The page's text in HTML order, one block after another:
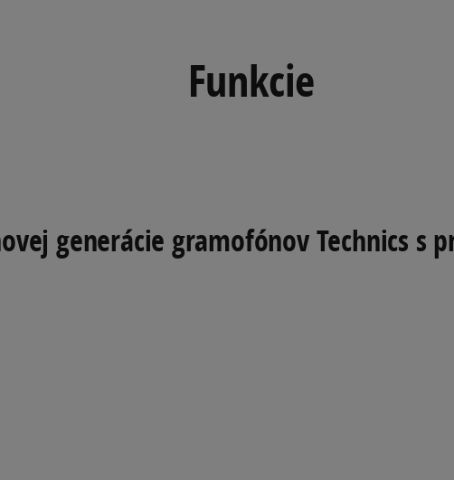
Funkcie
generácie gramofónov Technics s